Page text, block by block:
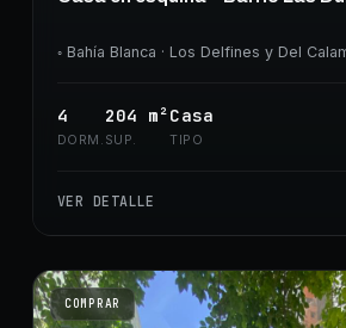
◦ Bahía Blanca · Los Delfines y Del
4
DORM.
204 m²
SUP.
Casa
TIPO
VER DETALLE
COMPRAR